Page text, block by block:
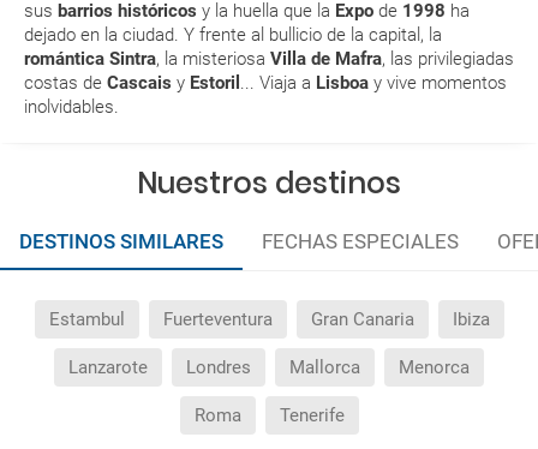
sus barrios históricos y la huella que la Expo de 1998 ha
dejado en la ciudad. Y frente al bullicio de la capital, la
romántica Sintra, la misteriosa Villa de Mafra, las privilegiadas
costas de Cascais y Estoril ... Viaja a Lisboa y vive momentos
inolvidables.
RESERVAR ¿Cómo puedo reservar un viaje de
paquete vacacional en la página web?
quedado de pendiente de confirmación ¿Cómo
dirigirme?
Nuestros destinos
DESTINOS SIMILARES FECHAS ESPECIALES
Estambul Fuerteventura Gran Canaria Ibiza
Lanzarote Londres Mallorca Menorca
Roma Tenerife